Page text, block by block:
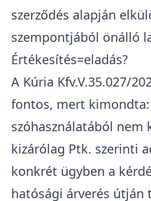
hanem kizárólag az
szerinti tulajdoni
A Kúria hangsúlyozta,
speciális adójogi
elsőbbséget élveznek a
házastársi közös
szabályaival szemben.
Osztatlan közös
A Kfv.I. 35.100/2023/7.